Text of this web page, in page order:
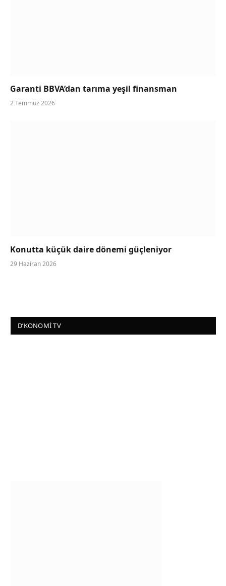
Garanti BBVA’dan tarıma yeşil finansman
2 Temmuz 2026
Konutta küçük daire dönemi güçleniyor
29 Haziran 2026
D’KONOMI TV